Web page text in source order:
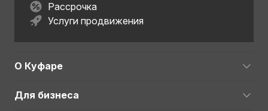
Рассрочка
Услуги продвижения
О Куфаре
Для бизнеса